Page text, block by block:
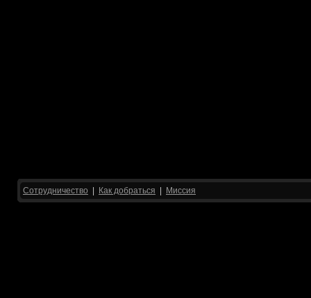
Сотрудничество Как добраться Миссия